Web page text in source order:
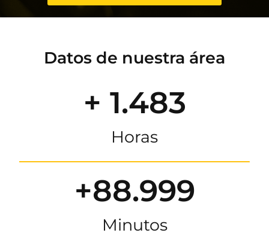
Datos de nuestra área
+ 1.483
Horas
+88.999
Minutos